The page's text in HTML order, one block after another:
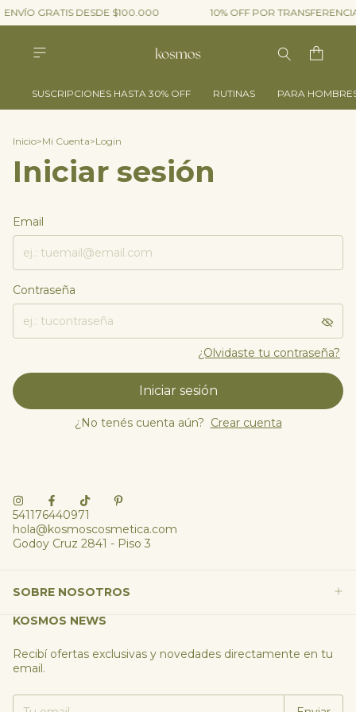
ENVÍO GRATIS DESDE $100.000 10% OFF POR
SUSCRIPCIONES HASTA 30% OFF RUTINAS PARA
Inicio>Mi Cuenta>Login
Iniciar sesión
Email
Contraseña
¿Olvidaste tu contraseña?
Iniciar sesión
¿No tenés cuenta aún? Crear cuenta
541176440971
hola@kosmoscosmetica.com
Godoy Cruz 2841 - Piso 3
SOBRE NOSOTROS
KOSMOS NEWS
Recibí ofertas exclusivas y novedades directamente en tu
email.